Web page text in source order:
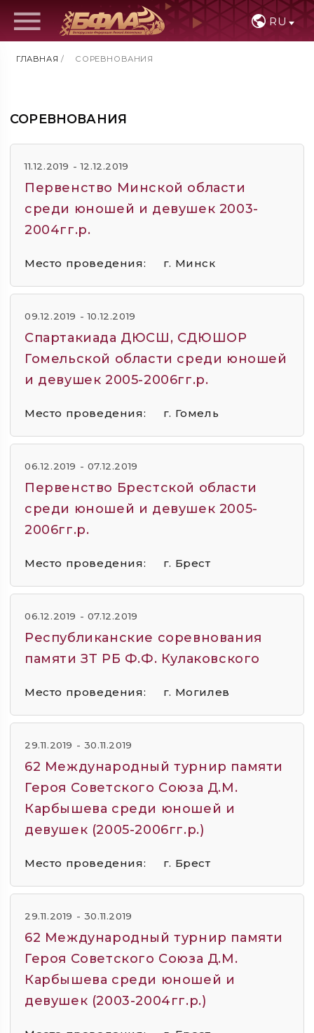
RU
ГЛАВНАЯ / СОРЕВНОВАНИЯ
СОРЕВНОВАНИЯ
11.12.2019 - 12.12.2019
Первенство Минской области
среди юношей и девушек 2003-
2004гг.р.
Место проведения: г. Минск
09.12.2019 - 10.12.2019
Спартакиада ДЮСШ, СДЮШОР
Гомельской области среди юношей
и девушек 2005-2006гг.р.
Место проведения: г. Гомель
06.12.2019 - 07.12.2019
Первенство Брестской области
среди юношей и девушек 2005-
2006гг.р.
Место проведения: г. Брест
06.12.2019 - 07.12.2019
Республиканские соревнования
памяти ЗТ РБ Ф.Ф. Кулаковского
Место проведения: г. Могилев
29.11.2019 - 30.11.2019
62 Международный турнир памяти
Героя Советского Союза Д.М.
Карбышева среди юношей и
девушек (2005-2006гг.р.)
Место проведения: г. Брест
29.11.2019 - 30.11.2019
62 Международный турнир памяти
Героя Советского Союза Д.М.
Карбышева среди юношей и
девушек (2003-2004гг.р.)